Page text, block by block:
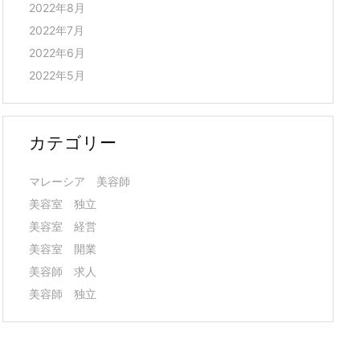
2022年8月
2022年7月
2022年6月
2022年5月
カテゴリー
マレーシア 美容師
美容室 独立
美容室 経営
美容室 開業
美容師 求人
美容師 独立